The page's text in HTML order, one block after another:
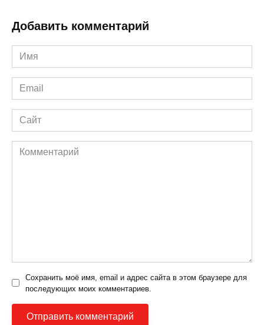
Добавить комментарий
Имя
*
Email
*
Сайт
Комментарий
Сохранить моё имя, email и адрес сайта в этом браузере для
последующих моих комментариев.